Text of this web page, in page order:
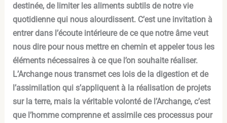
destinée, de limiter les aliments subtils de notre vie
quotidienne qui nous alourdissent. C’est une invitation à
entrer dans l’écoute intérieure de ce que notre âme veut
nous dire pour nous mettre en chemin et appeler tous les
éléments nécessaires à ce que l’on souhaite réaliser.
L’Archange nous transmet ces lois de la digestion et de
l’assimilation qui s’appliquent à la réalisation de projets
sur la terre, mais la véritable volonté de l’Archange, c’est
que l’homme comprenne et assimile ces processus pour